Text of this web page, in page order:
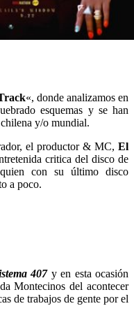
«, donde analizamos en
esquemas y se han
y/o mundial.
el productor & MC, El
critica del disco de
con su último disco
a poco.
407y en esta ocasión
Montecinos del acontecer
de trabajos de gente por el